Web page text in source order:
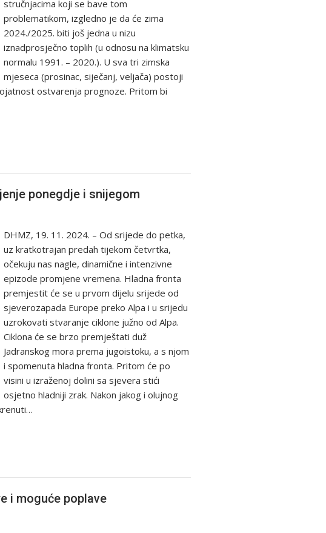
stručnjacima koji se bave tom
problematikom, izgledno je da će zima
2024./2025. biti još jedna u nizu
iznadprosječno toplih (u odnosu na klimatsku
normalu 1991. – 2020.). U sva tri zimska
mjeseca (prosinac, siječanj, veljača) postoji
ostvarenja prognoze. Pritom bi
ponegdje i snijegom
DHMZ, 19. 11. 2024. – Od srijede do petka,
uz kratkotrajan predah tijekom četvrtka,
očekuju nas nagle, dinamične i intenzivne
epizode promjene vremena. Hladna fronta
premjestit će se u prvom dijelu srijede od
sjeverozapada Europe preko Alpa i u srijedu
uzrokovati stvaranje ciklone južno od Alpa.
Ciklona će se brzo premještati duž
Jadranskog mora prema jugoistoku, a s njom
i spomenuta hladna fronta. Pritom će po
visini u izraženoj dolini sa sjevera stići
osjetno hladniji zrak. Nakon jakog i olujnog
i moguće poplave